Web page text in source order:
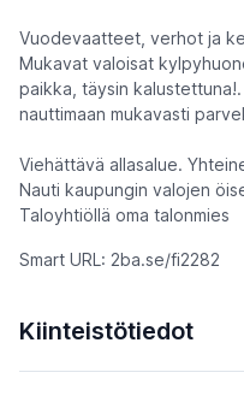
Vuodevaatteet, verhot ja
Mukavat valoisat
paikka, täysin
nauttimaan mukavasti
Viehättävä allasalue.
Nauti kaupungin valojen
Taloyhtiöllä oma talonmies
Smart URL: 2ba.se/fi2282
Kiinteistötiedot